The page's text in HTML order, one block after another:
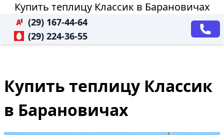
Купить теплицу Классик в Барановичах
(29) 167-44-64
(29) 224-36-55
Купить теплицу Классик
в Барановичах